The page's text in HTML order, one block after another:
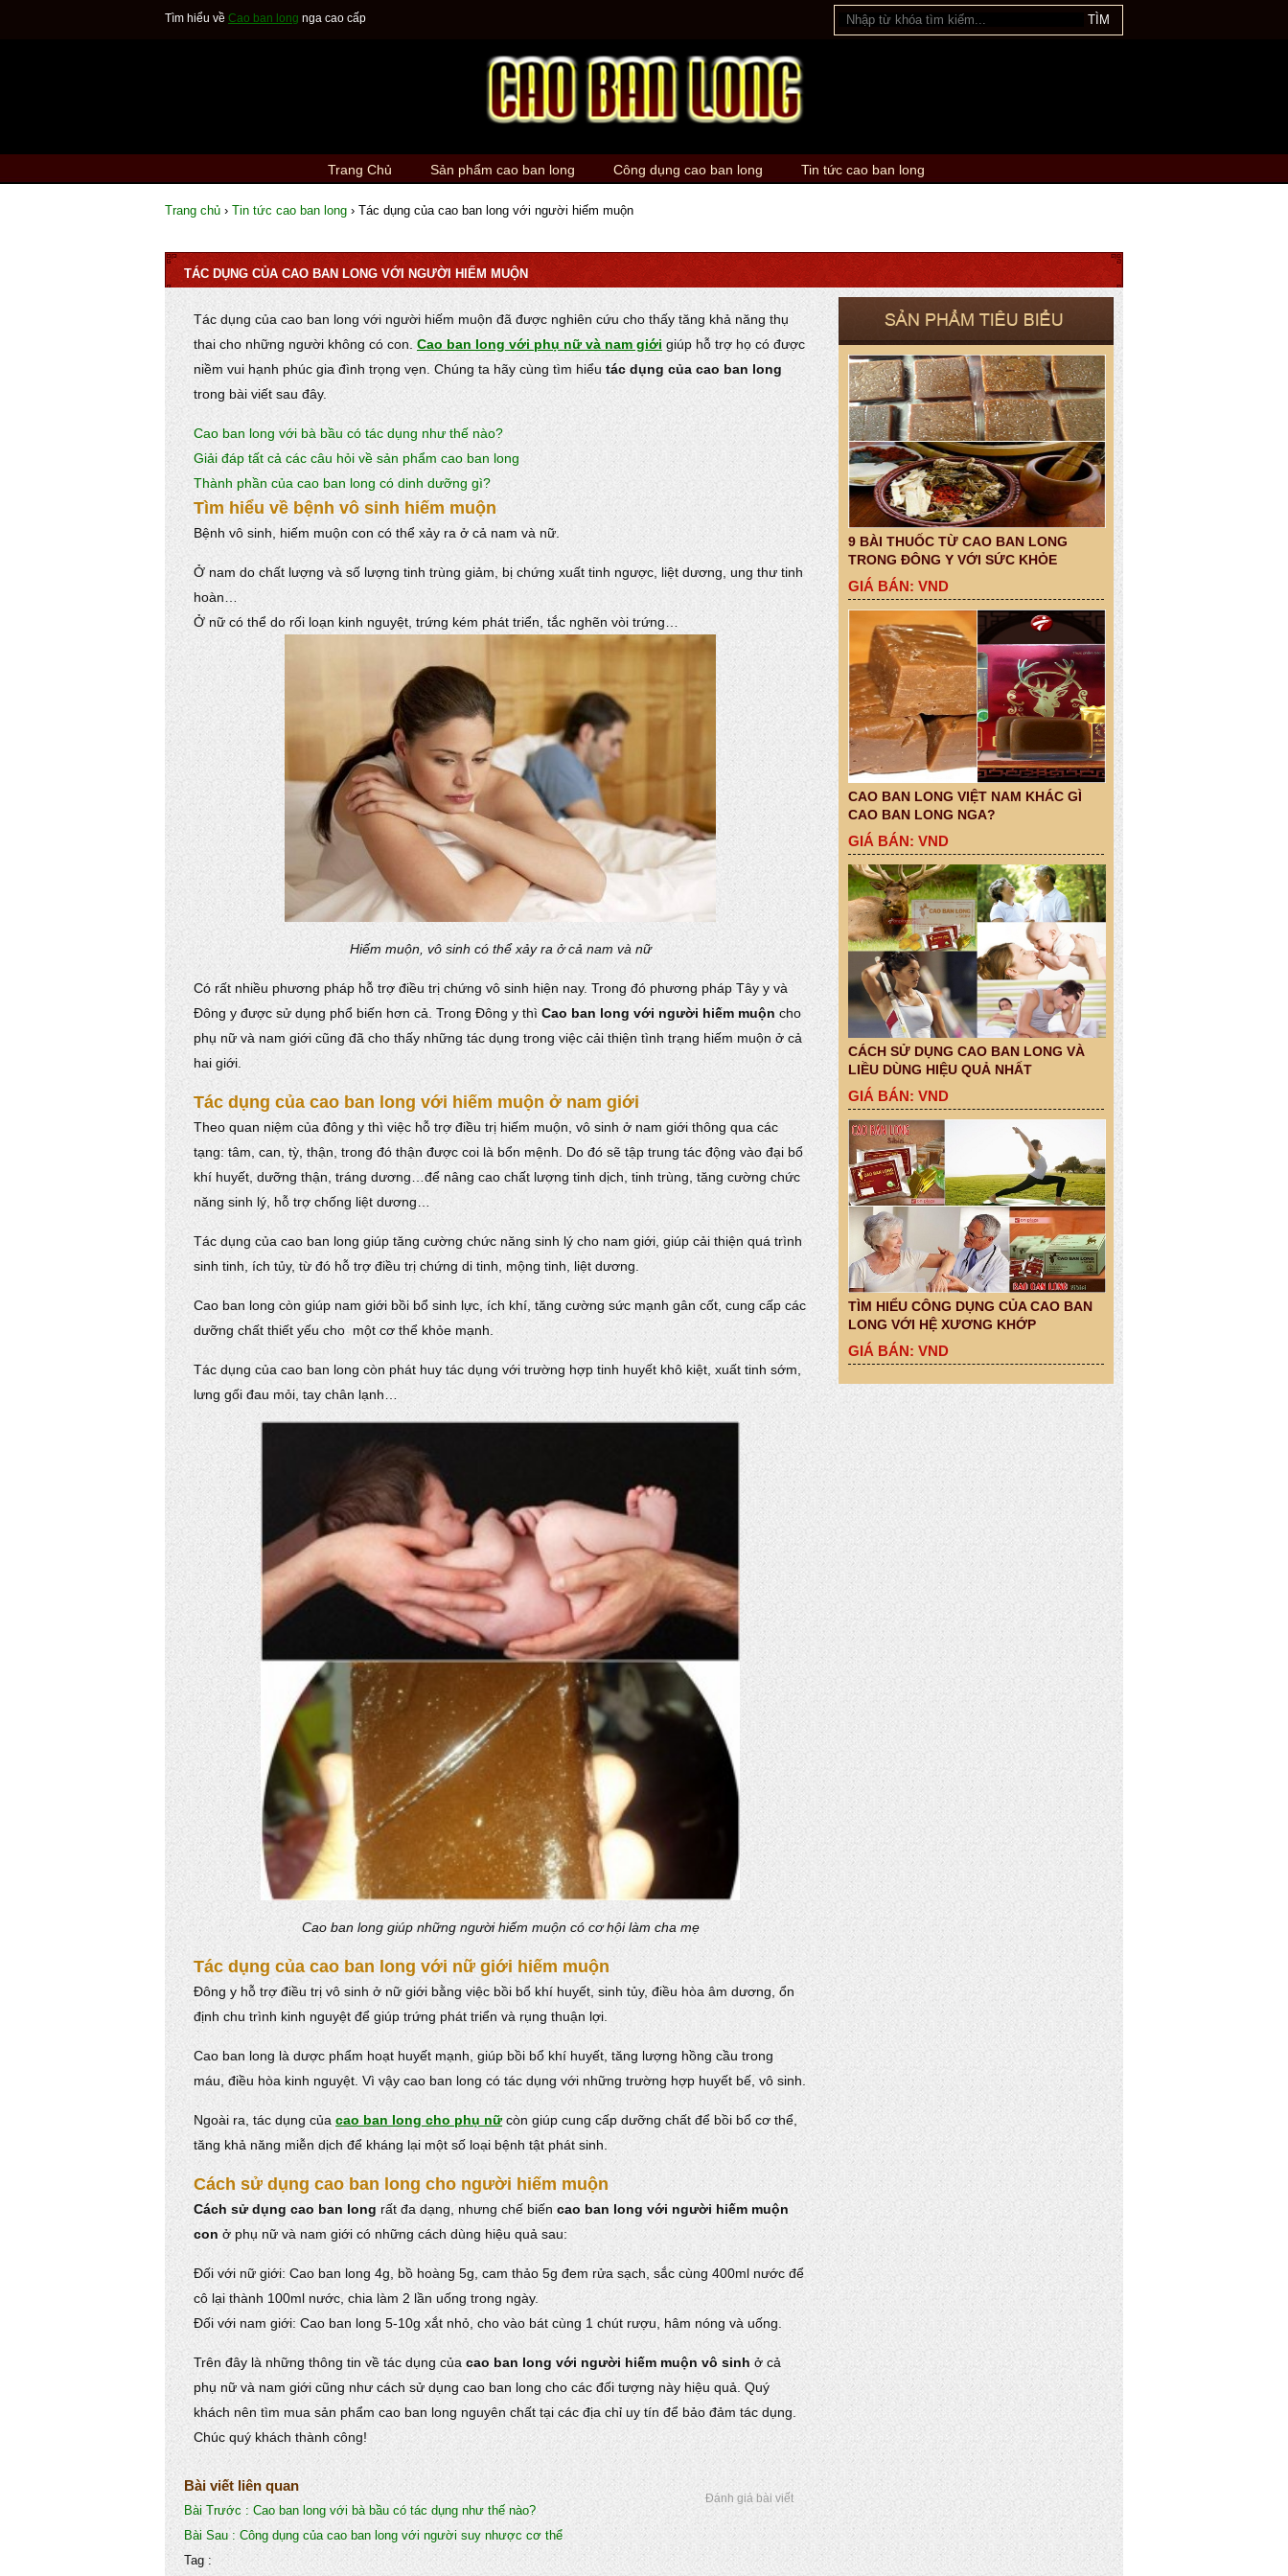
Tìm hiểu về Cao ban long nga cao cấp
Trang Chủ Sản phẩm cao ban long Công dụng cao ban long Tin tức cao ban long
Trang chủ › Tin tức cao ban long › Tác dụng của cao ban long với người hiếm muộn
TÁC DỤNG CỦA CAO BAN LONG VỚI NGƯỜI HIẾM MUỘN
Tác dụng của cao ban long với người hiếm muộn đã được nghiên cứu cho thấy tăng khả năng thụ
thai cho những người không có con. Cao ban long với phụ nữ và nam giới giúp hỗ trợ họ có được
niềm vui hạnh phúc gia đình trọng vẹn. Chúng ta hãy cùng tìm hiểu tác dụng của cao ban long
trong bài viết sau đây.
Cao ban long với bà bầu có tác dụng như thế nào?
Giải đáp tất cả các câu hỏi về sản phẩm cao ban long
Thành phần của cao ban long có dinh dưỡng gì?
Tìm hiểu về bệnh vô sinh hiếm muộn
Bệnh vô sinh, hiếm muộn con có thể xảy ra ở cả nam và nữ.
Ở nam do chất lượng và số lượng tinh trùng giảm, bị chứng xuất tinh ngược, liệt dương, ung thư tinh
hoàn…
Ở nữ có thể do rối loạn kinh nguyệt, trứng kém phát triển, tắc nghẽn vòi trứng…
Hiếm muộn, vô sinh có thể xảy ra ở cả nam và nữ
Có rất nhiều phương pháp hỗ trợ điều trị chứng vô sinh hiện nay. Trong đó phương pháp Tây y và
Đông y được sử dụng phổ biến hơn cả. Trong Đông y thì Cao ban long với người hiếm muộn cho
phụ nữ và nam giới cũng đã cho thấy những tác dụng trong việc cải thiện tình trạng hiếm muộn ở cả
hai giới.
Tác dụng của cao ban long với hiếm muộn ở nam giới
Theo quan niệm của đông y thì việc hỗ trợ điều trị hiếm muộn, vô sinh ở nam giới thông qua các
tạng: tâm, can, tỳ, thận, trong đó thận được coi là bổn mệnh. Do đó sẽ tập trung tác động vào đại bổ
khí huyết, dưỡng thận, tráng dương…để nâng cao chất lượng tinh dịch, tinh trùng, tăng cường chức
năng sinh lý, hỗ trợ chống liệt dương…
Tác dụng của cao ban long giúp tăng cường chức năng sinh lý cho nam giới, giúp cải thiện quá trình
sinh tinh, ích tủy, từ đó hỗ trợ điều trị chứng di tinh, mộng tinh, liệt dương.
Cao ban long còn giúp nam giới bồi bổ sinh lực, ích khí, tăng cường sức mạnh gân cốt, cung cấp các
dưỡng chất thiết yếu cho một cơ thể khỏe mạnh.
Tác dụng của cao ban long còn phát huy tác dụng với trường hợp tinh huyết khô kiệt, xuất tinh sớm,
lưng gối đau mỏi, tay chân lạnh…
Cao ban long giúp những người hiếm muộn có cơ hội làm cha mẹ
Tác dụng của cao ban long với nữ giới hiếm muộn
Đông y hỗ trợ điều trị vô sinh ở nữ giới bằng việc bồi bổ khí huyết, sinh tủy, điều hòa âm dương, ổn
định chu trình kinh nguyệt để giúp trứng phát triển và rụng thuận lợi.
Cao ban long là dược phẩm hoạt huyết mạnh, giúp bồi bổ khí huyết, tăng lượng hồng cầu trong
máu, điều hòa kinh nguyệt. Vì vậy cao ban long có tác dụng với những trường hợp huyết bế, vô sinh.
Ngoài ra, tác dụng của cao ban long cho phụ nữcòn giúp cung cấp dưỡng chất để bồi bổ cơ thể,
tăng khả năng miễn dịch để kháng lại một số loại bệnh tật phát sinh.
Cách sử dụng cao ban long cho người hiếm muộn
Cách sử dụng cao ban long rất đa dạng, nhưng chế biến cao ban long với người hiếm muộn
con ở phụ nữ và nam giới có những cách dùng hiệu quả sau:
Đối với nữ giới: Cao ban long 4g, bồ hoàng 5g, cam thảo 5g đem rửa sạch, sắc cùng 400ml nước để
cô lại thành 100ml nước, chia làm 2 lần uống trong ngày.
Đối với nam giới: Cao ban long 5-10g xắt nhỏ, cho vào bát cùng 1 chút rượu, hâm nóng và uống.
Trên đây là những thông tin về tác dụng của cao ban long với người hiếm muộn vô sinh ở cả
phụ nữ và nam giới cũng như cách sử dụng cao ban long cho các đối tượng này hiệu quả. Quý
khách nên tìm mua sản phẩm cao ban long nguyên chất tại các địa chỉ uy tín để bảo đảm tác dụng.
Chúc quý khách thành công!
Đánh giá bài viết
Bài viết liên quan
Bài Trước : Cao ban long với bà bầu có tác dụng như thế nào?
Bài Sau : Công dụng của cao ban long với người suy nhược cơ thể
Tag :
9 BÀI THUỐC TỪ CAO BAN LONG
TRONG ĐÔNG Y VỚI SỨC KHỎE
GIÁ BÁN: VND
CAO BAN LONG VIỆT NAM KHÁC GÌ
CAO BAN LONG NGA?
GIÁ BÁN: VND
CÁCH SỬ DỤNG CAO BAN LONG VÀ
LIỀU DÙNG HIỆU QUẢ NHẤT
GIÁ BÁN: VND
TÌM HIỂU CÔNG DỤNG CỦA CAO BAN
LONG VỚI HỆ XƯƠNG KHỚP
GIÁ BÁN: VND